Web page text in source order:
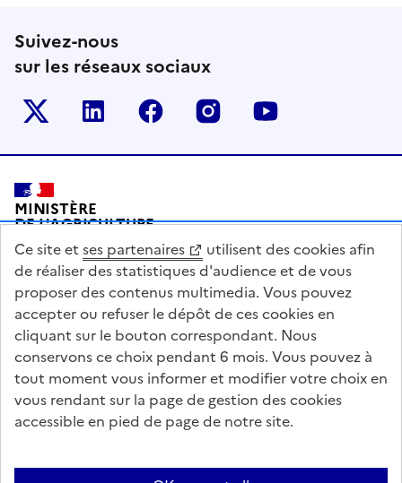
Suivez-nous
sur les réseaux sociaux
Le ministère sur Twitter
Le ministère sur LinkedIn
Le ministère sur Facebook
Le ministère sur
Pied de page
MINISTÈRE
DE L'AGRICULTURE
DE L'AGRO-ALIMENTAIRE
ET DE LA SOUVERAINETÉ
ALIMENTAIRE
legifrance.gouv.fr
info.gouv.fr
service-public.gouv.fr
data.gouv.fr
Ce site et ses partenaires
utilisent des cookies afin
de réaliser des statistiques d'audience et de vous
proposer des contenus multimedia. Vous pouvez
accepter ou refuser le dépôt de ces cookies en
cliquant sur le bouton correspondant. Nous
conservons ce choix pendant 6 mois. Vous pouvez à
tout moment vous informer et modifier votre choix en
vous rendant sur la page de gestion des cookies
accessible en pied de page de notre site.